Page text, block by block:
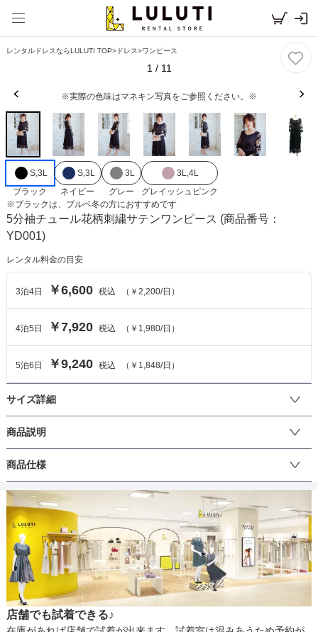
レンタルドレスならLULUTI TOP>ドレス>ワンピース
1 / 11
※実際の色味はマネキン写真をご参照ください。※
S,3L
ブラック
S,3L
ネイビー
3L
グレー
3L,4L
グレイッシュピンク
※ブラックは、 ブルベ冬の方におすすめです
5分袖チュール花柄刺繍サテンワンピース (商品番号：
YD001)
レンタル料金の目安
3泊4日 ￥6,600 税込 （ ￥2,200/日）
4泊5 日 ￥7,920 税込 （ ￥1,980/日）
5泊6 日 ￥9,240 税込 （ ￥1,848/日）
サイズ詳細
ワンピースのサイズ
サイズ (cm)
着丈 124
肩幅 36 41 44
そでの長さ 40 45 45
アームホール 38
バスト 82 94 98
商品説明
袖とスカートは花柄刺繍のチュールでほどよい透け感のある華やか
なドレスワンピースです。光沢のあるサテン生地も使用しており、
季節を問わず一枚で着ていただけるデザインになっております。結
婚式の二次会やパーティーなどのお呼ばれはもちろん、お食事会や
謝恩会、カジュアルアイテムと合わせて普段使いにもご着用いただ
けます。
商品仕様
丈 ひざ上 ひざ下 ミモレ パンツ
生地の厚さ 薄い 厚め
店舗でも試着できる♪